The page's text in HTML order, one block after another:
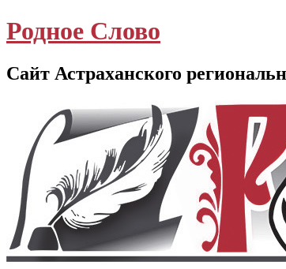
Родное Слово
Сайт Астраханского